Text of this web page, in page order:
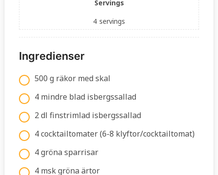
Servings
4 servings
Ingredienser
500 g räkor med skal
4 mindre blad isbergssallad
2 dl finstrimlad isbergssallad
4 cocktailtomater (6-8 klyftor/cocktailtomat)
4 gröna sparrisar
4 msk gröna ärtor